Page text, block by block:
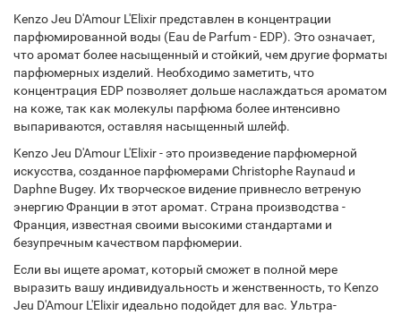
Kenzo Jeu D'Amour L'Elixir представлен в концентрации
парфюмированной воды (Eau de Parfum - EDP). Это означает,
что аромат более насыщенный и стойкий, чем другие форматы
парфюмерных изделий. Необходимо заметить, что
концентрация EDP позволяет дольше наслаждаться ароматом
на коже, так как молекулы парфюма более интенсивно
выпариваются, оставляя насыщенный шлейф.
Kenzo Jeu D'Amour L'Elixir - это произведение парфюмерной
искусства, созданное парфюмерами Christophe Raynaud и
Daphne Bugey. Их творческое видение привнесло ветреную
энергию Франции в этот аромат. Страна производства -
Франция, известная своими высокими стандартами и
безупречным качеством парфюмерии.
Если вы ищете аромат, который сможет в полной мере
выразить вашу индивидуальность и женственность, то Kenzo
Jeu D'Amour L'Elixir идеально подойдет для вас. Ультра-